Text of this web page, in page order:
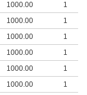
1000.00
1
1000.00
1
1000.00
1
1000.00
1
1000.00
1
1000.00
1